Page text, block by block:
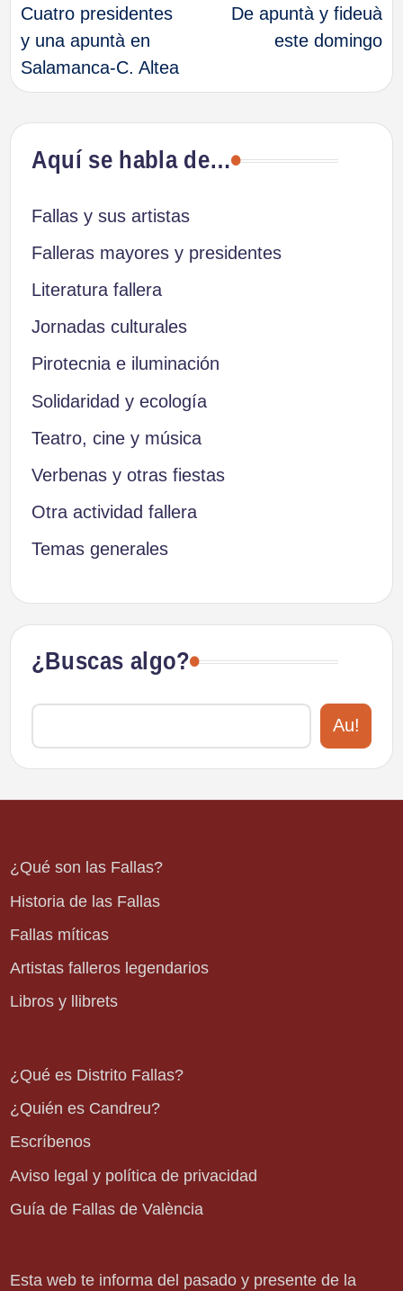
de
entradas
Cuatro presidentes
y una apuntà en
Salamanca-C. Altea
De apuntà y fideuà
este domingo
Aquí se habla de…
Fallas y sus artistas
Falleras mayores y presidentes
Literatura fallera
Jornadas culturales
Pirotecnia e iluminación
Solidaridad y ecología
Teatro, cine y música
Verbenas y otras fiestas
Otra actividad fallera
Temas generales
¿Buscas algo?
Au!
¿Qué son las Fallas?
Historia de las Fallas
Fallas míticas
Artistas falleros legendarios
Libros y llibrets
¿Qué es Distrito Fallas?
¿Quién es Candreu?
Escríbenos
Aviso legal y política de privacidad
Guía de Fallas de València
Esta web te informa del pasado y presente de la